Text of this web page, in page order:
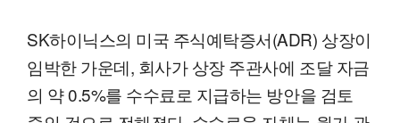
SK하이닉스의 미국 주식예탁증서(ADR) 상장이
임박한 가운데, 회사가 상장 주관사에 조달 자금
의 약 0.5%를 수수료로 지급하는 방안을 검토